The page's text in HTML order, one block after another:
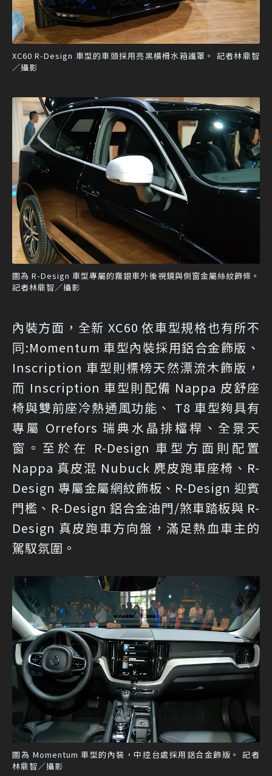
XC60 R-Design 車型的車頭採用亮黑橫柵水箱護罩。 記者林鼎智
／攝影
圖為 R-Design 車型專屬的霧銀車外後視鏡與側窗金屬絲紋飾條。
記者林鼎智／攝影
內裝方面，全新 XC60 依車型規格也有所不
同:Momentum 車型內裝採用鋁合金飾版、
Inscription 車型則標榜天然漂流木飾版，
而 Inscription 車型則配備 Nappa 皮舒座
椅與雙前座冷熱通風功能、 T8 車型夠具有
專屬 Orrefors 瑞典水晶排檔桿、全景天
窗。至於在 R-Design 車型方面則配置
Nappa 真皮混 Nubuck 麂皮跑車座椅、R-
Design 專屬金屬網紋飾板、R-Design 迎賓
門檻、R-Design 鋁合金油門/煞車踏板與 R-
Design 真皮跑車方向盤，滿足熱血車主的
駕馭氛圍。
圖為 Momentum 車型的內裝，中控台處採用鋁合金飾版。 記者
林鼎智／攝影